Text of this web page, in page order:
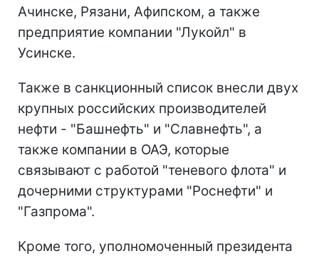
Ачинске, Рязани, Афипском, а также
предприятие компании "Лукойл" в
Усинске.
Также в санкционный список внесли двух
крупных российских производителей
нефти - "Башнефть" и "Славнефть", а
также компании в ОАЭ, которые
связывают с работой "теневого флота" и
дочерними структурами "Роснефти" и
"Газпрома".
Кроме того, уполномоченный президента